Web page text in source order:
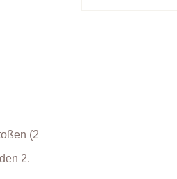
(2
2.